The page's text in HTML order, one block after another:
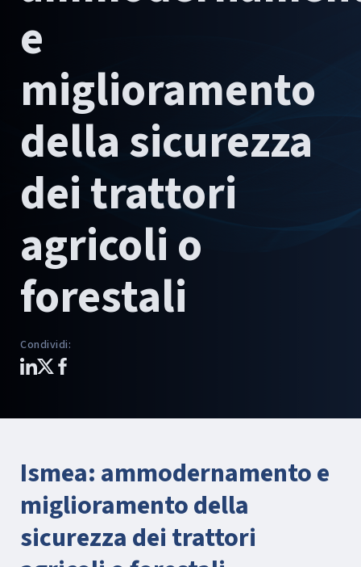
e
miglioramento
della sicurezza
dei trattori
agricoli o
forestali
Condividi:
Ismea: ammodernamento e
miglioramento della
sicurezza dei trattori